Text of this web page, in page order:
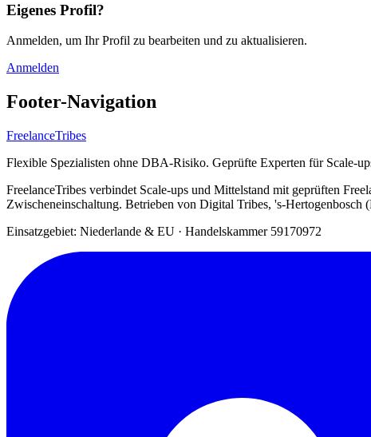
Eigenes Profil?
Anmelden, um Ihr Profil zu bearbeiten und zu aktualisieren.
Anmelden
Footer-Navigation
FreelanceTribes
Flexible Spezialisten ohne DBA-Risiko. Geprüfte Experten für Scale-
FreelanceTribes verbindet Scale-ups und Mittelstand mit geprüften
Zwischeneinschaltung. Betrieben von Digital Tribes, 's-Hertogenbosch
Einsatzgebiet: Niederlande & EU · Handelskammer 59170972